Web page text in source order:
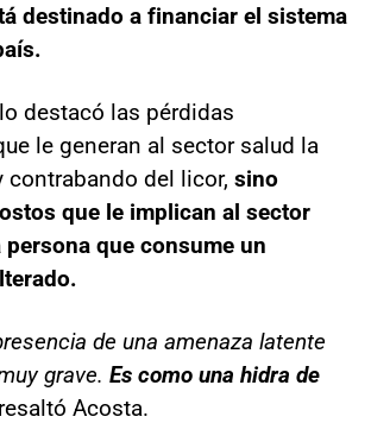
destinado a financiar el sistema
destacó las pérdidas
le generan al sector salud la
contrabando del licor, sino
que le implican al sector
persona que consume un
de una amenaza latente
grave. Es como una hidra de
resaltó Acosta.